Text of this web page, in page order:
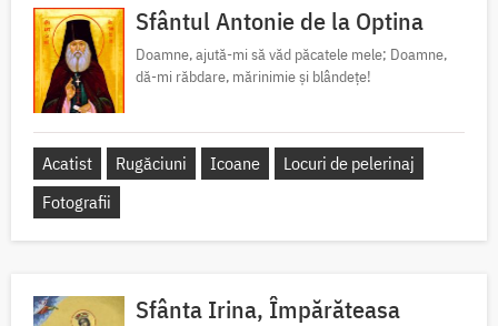
Sfântul Antonie de la Optina
Doamne, ajută-mi să văd păcatele mele; Doamne,
dă-mi răbdare, mărinimie şi blândeţe!
Acatist Rugăciuni Icoane
Locuri de pelerinaj
Fotografii
Sfânta Irina, Împărăteasa